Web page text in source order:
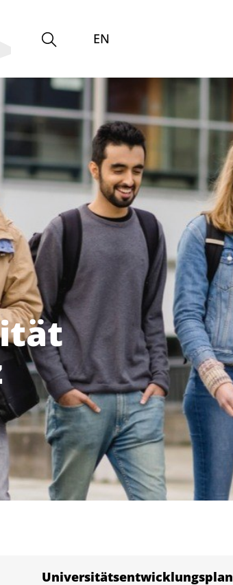
EN
Universitätsentwicklungsplan